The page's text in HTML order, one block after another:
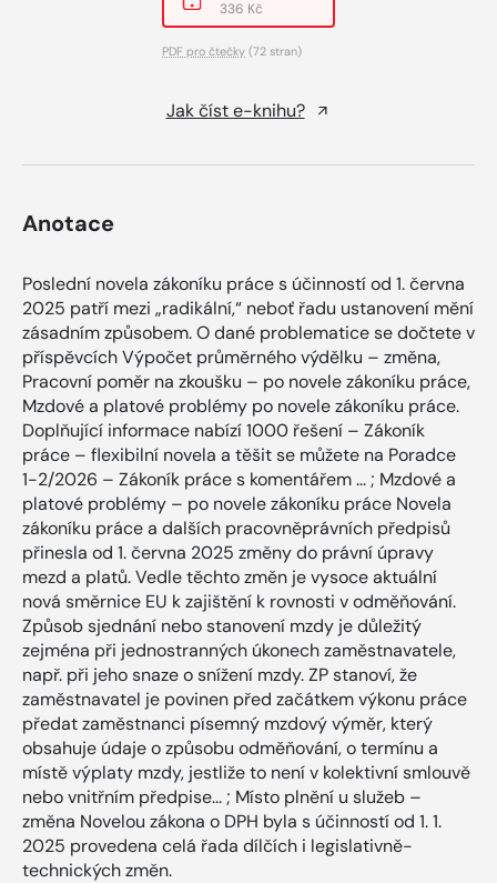
336 Kč
PDF pro čtečky (72 stran)
Jak číst e-knihu?
Anotace
Poslední novela zákoníku práce s účinností od 1. června
2025 patří mezi „radikální,“ neboť řadu ustanovení mění
zásadním způsobem. O dané problematice se dočtete v
příspěvcích Výpočet průměrného výdělku – změna,
Pracovní poměr na zkoušku – po novele zákoníku práce,
Mzdové a platové problémy po novele zákoníku práce.
Doplňující informace nabízí 1000 řešení – Zákoník
práce – flexibilní novela a těšit se můžete na Poradce
1-2/2026 – Zákoník práce s komentářem ... ; Mzdové a
platové problémy – po novele zákoníku práce Novela
zákoníku práce a dalších pracovněprávních předpisů
přinesla od 1. června 2025 změny do právní úpravy
mezd a platů. Vedle těchto změn je vysoce aktuální
nová směrnice EU k zajištění k rovnosti v odměňování.
Způsob sjednání nebo stanovení mzdy je důležitý
zejména při jednostranných úkonech zaměstnavatele,
např. při jeho snaze o snížení mzdy. ZP stanoví, že
zaměstnavatel je povinen před začátkem výkonu práce
předat zaměstnanci písemný mzdový výměr, který
obsahuje údaje o způsobu odměňování, o termínu a
místě výplaty mzdy, jestliže to není v kolektivní smlouvě
nebo vnitřním předpise... ; Místo plnění u služeb –
změna Novelou zákona o DPH byla s účinností od 1. 1.
2025 provedena celá řada dílčích i legislativně-
technických změn.